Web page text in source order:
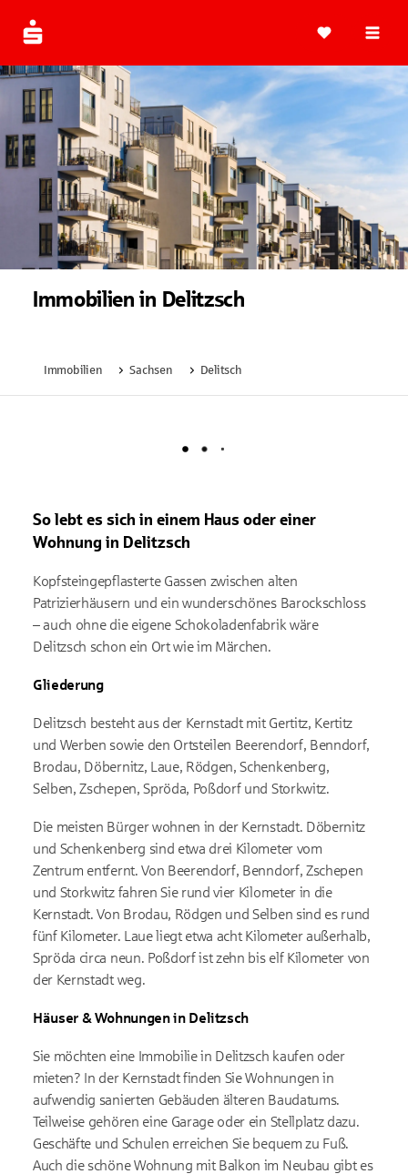
Immobilien in Delitzsch
Immobilien Sachsen Delitsch
So lebt es sich in einem Haus oder einer
Wohnung in Delitzsch
Kopfsteingepflasterte Gassen zwischen alten
Patrizierhäusern und ein wunderschönes Barockschloss
– auch ohne die eigene Schokoladenfabrik wäre
Delitzsch schon ein Ort wie im Märchen.
Gliederung
Delitzsch besteht aus der Kernstadt mit Gertitz, Kertitz
und Werben sowie den Ortsteilen Beerendorf, Benndorf,
Brodau, Döbernitz, Laue, Rödgen, Schenkenberg,
Selben, Zschepen, Spröda, Poßdorf und Storkwitz.
Die meisten Bürger wohnen in der Kernstadt. Döbernitz
und Schenkenberg sind etwa drei Kilometer vom
Zentrum entfernt. Von Beerendorf, Benndorf, Zschepen
und Storkwitz fahren Sie rund vier Kilometer in die
Kernstadt. Von Brodau, Rödgen und Selben sind es rund
fünf Kilometer. Laue liegt etwa acht Kilometer außerhalb,
Spröda circa neun. Poßdorf ist zehn bis elf Kilometer von
der Kernstadt weg.
Häuser & Wohnungen in Delitzsch
Sie möchten eine Immobilie in Delitzsch kaufen oder
mieten? In der Kernstadt finden Sie Wohnungen in
aufwendig sanierten Gebäuden älteren Baudatums.
Teilweise gehören eine Garage oder ein Stellplatz dazu.
Geschäfte und Schulen erreichen Sie bequem zu Fuß.
Auch die schöne Wohnung mit Balkon im Neubau gibt es